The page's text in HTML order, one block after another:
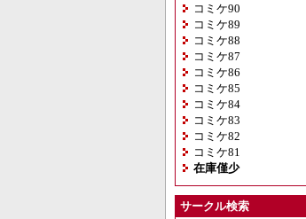
コミケ90
コミケ89
コミケ88
コミケ87
コミケ86
コミケ85
コミケ84
コミケ83
コミケ82
コミケ81
在庫僅少
サークル検索